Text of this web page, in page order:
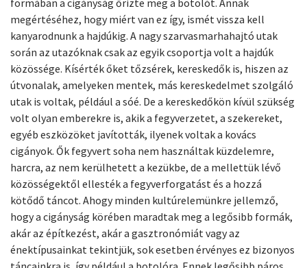
formában a cigányság őrizte meg a botolót. Annak
megértéséhez, hogy miért van ez így, ismét vissza kell
kanyarodnunk a hajdúkig. A nagy szarvasmarhahajtó utak
során az utazóknak csak az egyik csoportja volt a hajdúk
közössége. Kísérték őket tőzsérek, kereskedők is, hiszen az
útvonalak, amelyeken mentek, más kereskedelmet szolgáló
utak is voltak, például a sóé. De a kereskedőkön kívül szükség
volt olyan emberekre is, akik a fegyverzetet, a szekereket,
egyéb eszközöket javították, ilyenek voltak a kovács
cigányok. Ők fegyvert soha nem használtak küzdelemre,
harcra, az nem kerülhetett a kezükbe, de a mellettük lévő
közösségektől ellesték a fegyverforgatást és a hozzá
kötődő táncot. Ahogy minden kultúrelemünkre jellemző,
hogy a cigányság körében maradtak meg a legősibb formák,
akár az építkezést, akár a gasztronómiát vagy az
énektípusainkat tekintjük, sok esetben érvényes ez bizonyos